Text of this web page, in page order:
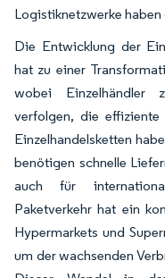
Logistiknetzwerke
Die Entwicklung der
hat zu einer
wobei Einzelhändler
verfolgen, die effiziente
Einzelhandelsketten
benötigen schnelle
auch für
Paketverkehr hat ein
Hypermarkets und
um der wachsenden